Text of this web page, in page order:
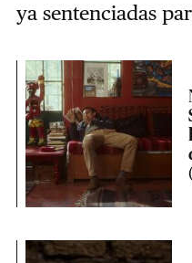
ya sentenciadas